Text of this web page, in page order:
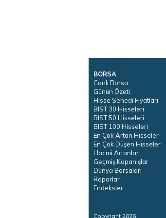
BORSA
Canlı Borsa
Günün Özeti
Hisse Senedi Fiyatları
BIST 30 Hisseleri
BIST 50 Hisseleri
BIST 100 Hisseleri
En Çok Artan Hisseler
En Çok Düşen Hisseler
Hacmi Artanlar
Geçmiş Kapanışlar
Dünya Borsaları
Raporlar
Endeksler
Copyright 2026